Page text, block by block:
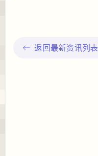
返回最新资讯列表